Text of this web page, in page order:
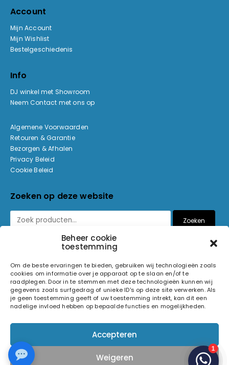
Beheer cookie
toestemming
Om de beste ervaringen te bieden, gebruiken wij technologieën zoals
cookies om informatie over je apparaat op te slaan en/of te
raadplegen. Door in te stemmen met deze technologieën kunnen wij
gegevens zoals surfgedrag of unieke ID's op deze site verwerken. Als
je geen toestemming geeft of uw toestemming intrekt, kan dit een
nadelige invloed hebben op bepaalde functies en mogelijkheden.
Accepteren
Weigeren
Account
Mijn Account
Mijn Wishlist
Bestelgeschiedenis
Info
DJ winkel met Showroom
Neem Contact met ons op
Algemene Voorwaarden
Retouren & Garantie
Bezorgen & Afhalen
Privacy Beleid
Cookie Beleid
Zoeken op deze website
Zoeken
© 2026 Light and Sound Factory. Alle rechten voorbehouden.